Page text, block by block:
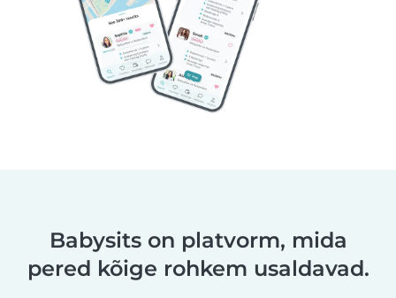
Babysits on platvorm, mida
pered kõige rohkem usaldavad.